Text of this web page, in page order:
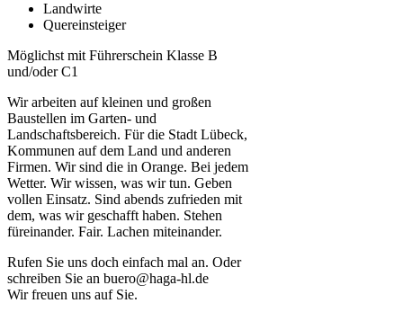
Landwirte
Quereinsteiger
Möglichst mit Führerschein Klasse B
und/oder C1
Wir arbeiten auf kleinen und großen
Baustellen im Garten- und
Landschaftsbereich. Für die Stadt Lübeck,
Kommunen auf dem Land und anderen
Firmen. Wir sind die in Orange. Bei jedem
Wetter. Wir wissen, was wir tun. Geben
vollen Einsatz. Sind abends zufrieden mit
dem, was wir geschafft haben. Stehen
füreinander. Fair. Lachen miteinander.
Rufen Sie uns doch einfach mal an. Oder
schreiben Sie an buero@haga-hl.de
Wir freuen uns auf Sie.